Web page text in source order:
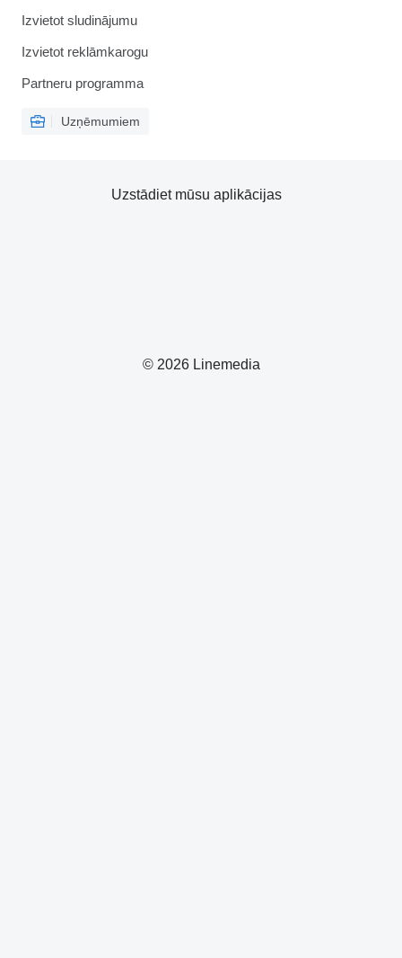
Izvietot sludinājumu
Izvietot reklāmkarogu
Partneru programma
Uzņēmumiem
© 2026 Linemedia
Uzstādiet mūsu aplikācijas